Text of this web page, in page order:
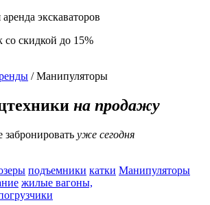
экскаваторов
со скидкой до 15%
/ Манипуляторы
на продажу
уже сегодня
подъемники катки Манипуляторы
жилые вагоны,